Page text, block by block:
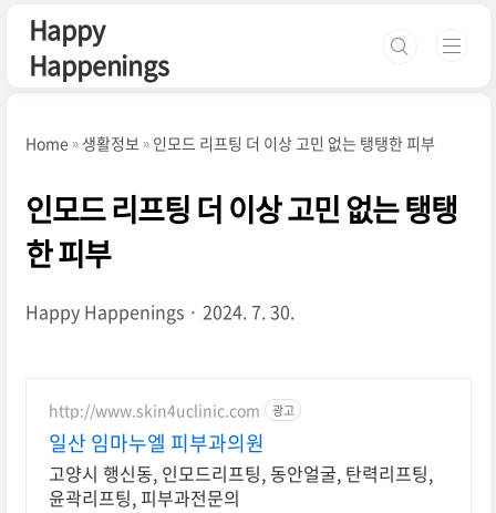
Happy
Happenings
Home 생활정보 인모드 리프팅 더 이상 고민 없는 탱탱한 피부
인모드 리프팅 더 이상 고민 없는 탱탱
한 피부
Happy Happenings 2024. 7. 30.
http://www.skin4uclinic.com 광고
일산 임마누엘 피부과의원
고양시 행신동, 인모드리프팅, 동안얼굴, 탄력리프팅,
윤곽리프팅, 피부과전문의